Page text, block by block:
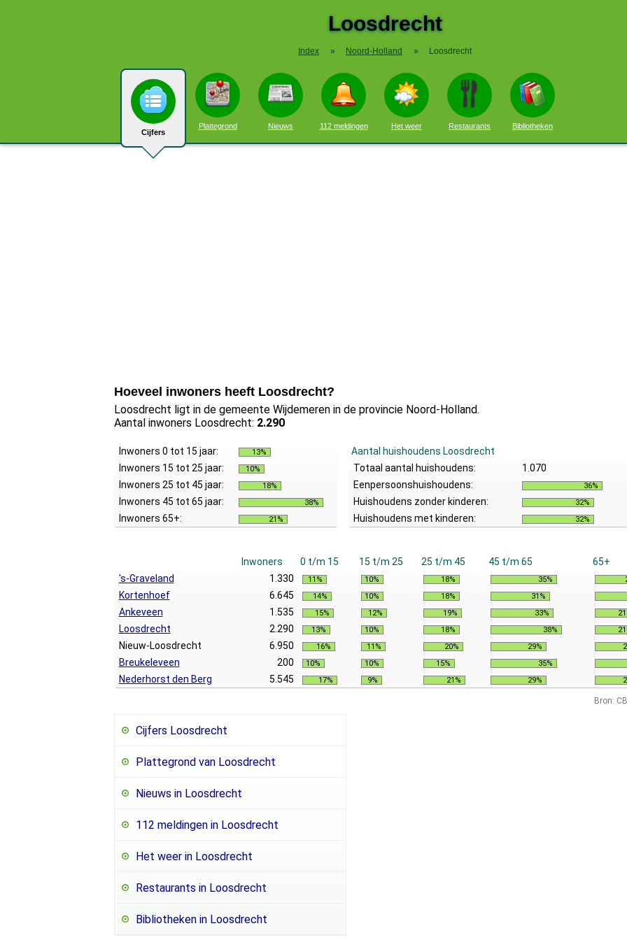
Loosdrecht
Index » Noord-Holland » Loosdrecht
Cijfers
Plattegrond Nieuws 112 meldingen Het weer Restaurants Bibliotheken
Hoeveel inwoners heeft Loosdrecht?
Loosdrecht ligt in de gemeente Wijdemeren in de provincie Noord-Holland.
Aantal inwoners Loosdrecht: 2.290
Inwoners 0 tot 15 jaar: 13%
Inwoners 15 tot 25 jaar: 10%
Inwoners 25 tot 45 jaar: 18%
Inwoners 45 tot 65 jaar: 38%
Inwoners 65+: 21%
Aantal huishoudens Loosdrecht
Totaal aantal huishoudens:
1.070
Eenpersoonshuishoudens:
36%
Huishoudens zonder kinderen: 32%
Huishoudens met kinderen: 32%
Inwoners 0 t/m 15 15 t/m 25 25 t/m 45 45 t/m 65
65+
's-Graveland
1.330 11% 10% 18% 35%
Kortenhoef 6.645 14% 10% 18% 31%
Ankeveen 1.535 15% 12% 19% 33%
Loosdrecht 2.290 13% 10% 18% 38%
Nieuw-Loosdrecht 6.950 16% 11% 20% 29%
Breukeleveen 200 10% 10% 15% 35%
Nederhorst den Berg 5.545 17% 9% 21% 29%
Bron:
Cijfers Loosdrecht
Plattegrond van Loosdrecht
Nieuws in Loosdrecht
112 meldingen in Loosdrecht
Het weer in Loosdrecht
Restaurants in Loosdrecht
Bibliotheken in Loosdrecht